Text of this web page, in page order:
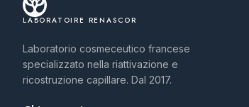
LABORATOIRE RENASCOR
Laboratorio cosmeceutico francese
specializzato nella riattivazione e
ricostruzione capillare. Dal 2017.